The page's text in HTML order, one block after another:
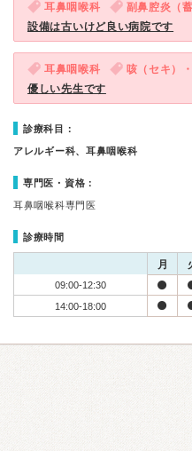
耳鼻咽喉科 副鼻腔炎（蓄
設備は古いけど良い病院です
耳鼻咽喉科 咳（セキ）
優しい先生です
診療科目：
アレルギー科、耳鼻咽喉科
専門医・資格：
耳鼻咽喉科専門医
診療時間
月
09:00-12:30
14:00-18:00